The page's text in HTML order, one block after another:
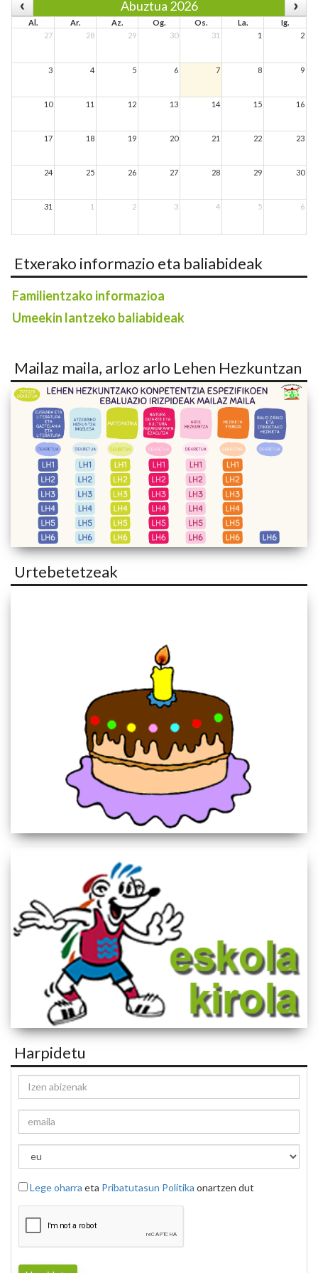
Abuztua 2026
Al. Ar. Az. Og. Os. La.
Ig.
27
28 29 30 31 1 2
3 4 5 6 7 8 9
10 11 12 13 14 15 16
17 18 19 20 21 22 23
24 25 26 27 28 29 30
31 1 2 3 4 5 6
Etxerako informazio eta baliabideak
Familientzako informazioa
Umeekin lantzeko baliabideak
Mailaz maila, arloz arlo Lehen Hezkuntzan
Urtebetetzeak
Harpidetu
Lege oharra eta Pribatutasun Politika onartzen dut